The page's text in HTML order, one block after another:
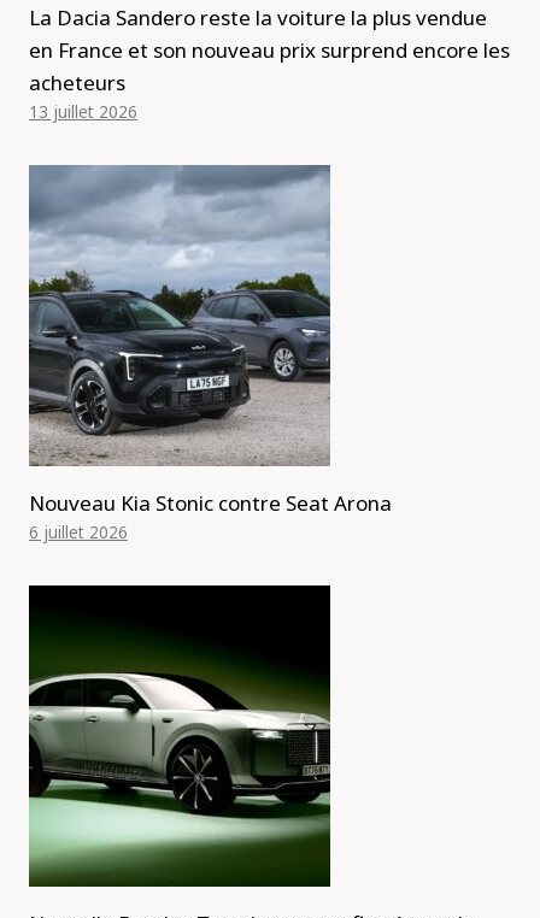
La Dacia Sandero reste la voiture la plus vendue
en France et son nouveau prix surprend encore les
acheteurs
13 juillet 2026
Nouveau Kia Stonic contre Seat Arona
6 juillet 2026